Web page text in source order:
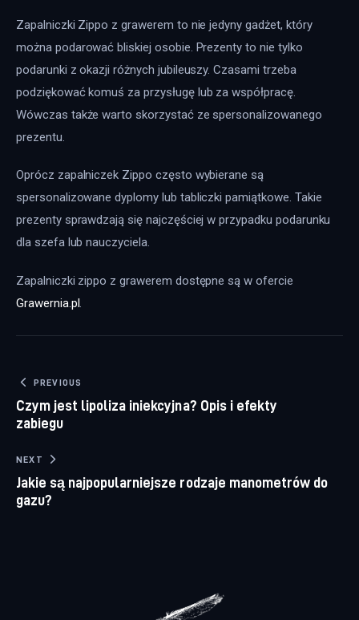
Zapalniczki Zippo z grawerem to nie jedyny gadżet, który
można podarować bliskiej osobie. Prezenty to nie tylko
podarunki z okazji różnych jubileuszy. Czasami trzeba
podziękować komuś za przysługę lub za współpracę.
Wówczas także warto skorzystać ze spersonalizowanego
prezentu.
Oprócz zapalniczek Zippo często wybierane są
spersonalizowane dyplomy lub tabliczki pamiątkowe. Takie
prezenty sprawdzają się najczęściej w przypadku podarunku
dla szefa lub nauczyciela.
Zapalniczki zippo z grawerem dostępne są w ofercie
Grawernia.pl.
Nawigacja wpisu
PREVIOUS
Czym jest lipoliza iniekcyjna? Opis i efekty
zabiegu
NEXT
Jakie są najpopularniejsze rodzaje manometrów do
gazu?